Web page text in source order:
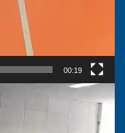
00:19